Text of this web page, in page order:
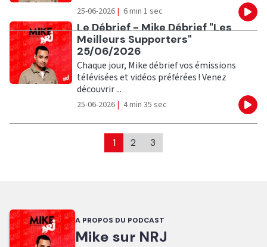
25-06-2026 | 6 min 1 sec
Ecouter
Le Débrief - Mike Débrief "Les
Meilleurs Supporters"
25/06/2026
Chaque jour, Mike débrief vos émissions
télévisées et vidéos préférées ! Venez
découvrir ...
25-06-2026 | 4 min 35 sec
1 2 3
A PROPOS DU PODCAST
Mike sur NRJ